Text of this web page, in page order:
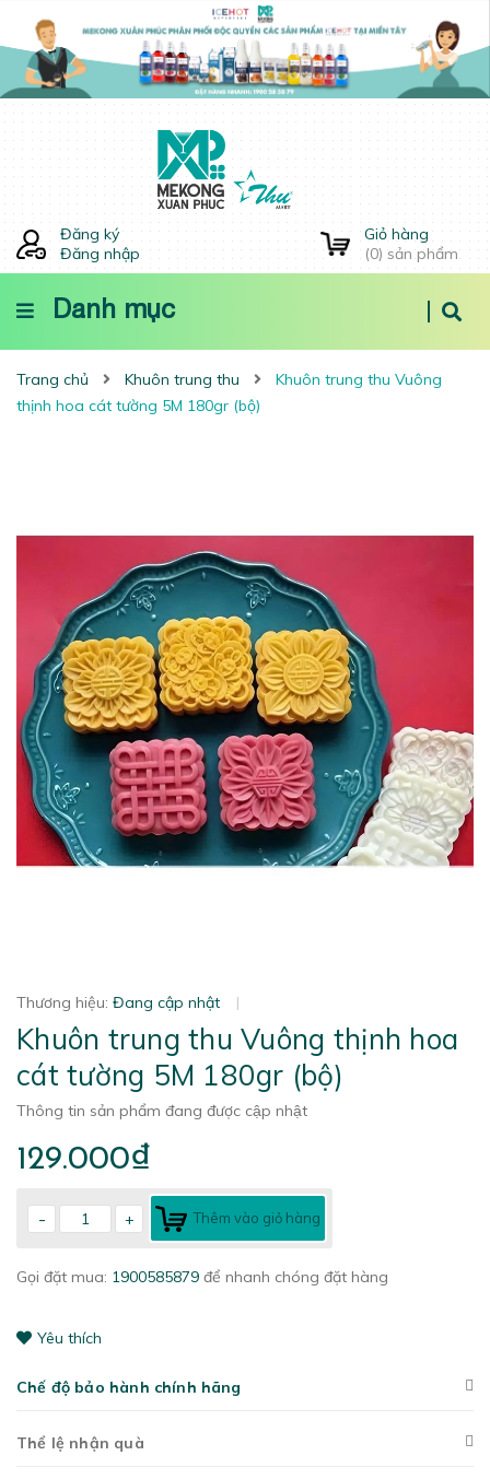
Đăng ký
Đăng nhập
Giỏ hàng
(0) sản phẩm
Danh mục
Trang chủ Khuôn trung thu
Khuôn trung thu Vuông
thịnh hoa cát tường 5M 180gr (bộ)
Thương hiệu: Đang cập nhật |
Khuôn trung thu Vuông thịnh hoa
cát tường 5M 180gr (bộ)
Thông tin sản phẩm đang được cập nhật
129.000₫
- + Thêm vào giỏ hàng
Gọi đặt mua: 1900585879 để nhanh chóng đặt hàng
Yêu thích
Chế độ bảo hành chính hãng
Thể lệ nhận quà